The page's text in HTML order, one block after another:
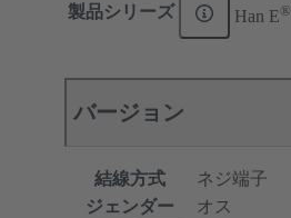
製品シリーズ Han E®
バージョン
結線方式
ネジ端子
ジェンダー
オス